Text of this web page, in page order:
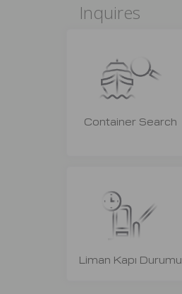
Inquires
Container Search
Liman Kapı Durumu